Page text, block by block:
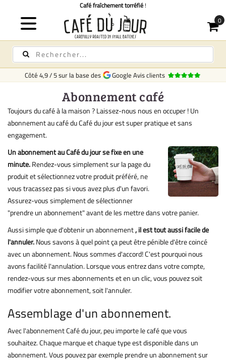
Café fraîchement torréfié !
Côté 4,9/5sur la base des Google Avis clients
Abonnement café
Toujours du café à la maison ? Laissez-nous nous en occuper ! Un
abonnement au café du Café du jour est super pratique et sans
engagement.
Un abonnement au Café du jour se fixe en une
minute.Rendez-vous simplement sur la page du
produit et sélectionnez votre produit préféré, ne
vous tracassez pas si vous avez plus d'un favori.
Assurez-vous simplement de sélectionner
"prendre un abonnement" avant de les mettre dans votre panier.
Aussi simple que d'obtenir un abonnement, il est tout aussi facile de
l'annuler.Nous savons à quel point ça peut être pénible d'être coincé
avec un abonnement. Nous sommes d'accord! C'est pourquoi nous
avons facilité l'annulation. Lorsque vous entrez dans votre compte,
rendez-vous sur mes abonnements et en un clic, vous pouvez soit
modifier votre abonnement, soit l'annuler.
Assemblage d'un abonnement.
Avec l'abonnement Café du jour, peu importe le café que vous
souhaitez. Chaque marque et chaque type est disponible dans un
abonnement. Vous pouvez par exemple prendre un abonnement sur